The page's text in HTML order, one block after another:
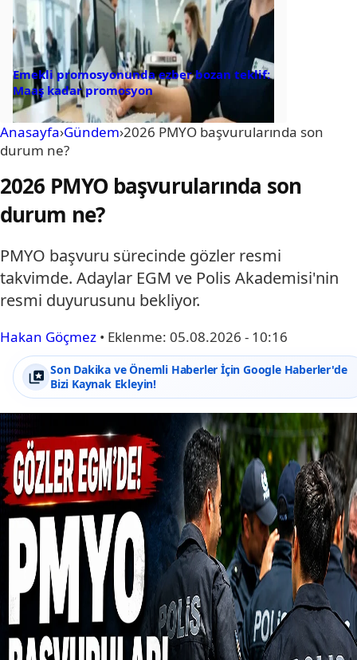
Emekli promosyonunda ezber bozan teklif:
Maaş kadar promosyon
Anasayfa›Gündem›2026 PMYO başvurularında son
durum ne?
2026 PMYO başvurularında son
durum ne?
PMYO başvuru sürecinde gözler resmi
takvimde. Adaylar EGM ve Polis Akademisi'nin
resmi duyurusunu bekliyor.
Hakan Göçmez • Eklenme: 05.08.2026 - 10:16
Son Dakika ve Önemli Haberler İçin Google Haberler'de
Bizi Kaynak Ekleyin!